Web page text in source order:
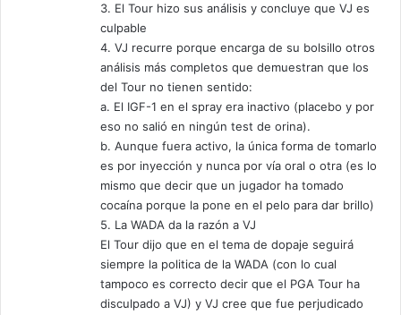
3. El Tour hizo sus análisis y concluye que VJ es
culpable
4. VJ recurre porque encarga de su bolsillo otros
análisis más completos que demuestran que los
del Tour no tienen sentido:
a. El IGF-1 en el spray era inactivo (placebo y por
eso no salió en ningún test de orina).
b. Aunque fuera activo, la única forma de tomarlo
es por inyección y nunca por vía oral o otra (es lo
mismo que decir que un jugador ha tomado
cocaína porque la pone en el pelo para dar brillo)
5. La WADA da la razón a VJ
El Tour dijo que en el tema de dopaje seguirá
siempre la politica de la WADA (con lo cual
tampoco es correcto decir que el PGA Tour ha
disculpado a VJ) y VJ cree que fue perjudicado